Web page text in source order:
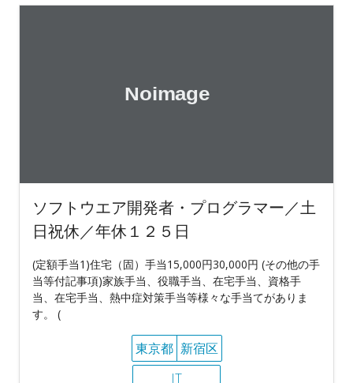
ソフトウエア開発者・プログラマー／土
日祝休／年休１２５日
(定額手当1)住宅（固）手当15,000円30,000円 (その他の手
当等付記事項)家族手当、役職手当、在宅手当、資格手
当、在宅手当、熱中症対策手当等様々な手当てがありま
す。 (
東京都 新宿区
IT